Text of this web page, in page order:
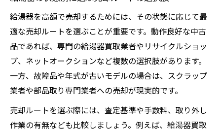
給湯器を高額で売却するためには、その状態に応じて最
適な売却ルートを選ぶことが重要です。動作良好な中古
品であれば、専門の給湯器買取業者やリサイクルショッ
プ、ネットオークションなど複数の選択肢があります。
一方、故障品や年式が古いモデルの場合は、スクラップ
業者や部品取り専門業者への売却が現実的です。
売却ルートを選ぶ際には、査定基準や手数料、取り外し
作業の有無なども比較しましょう。例えば、給湯器買取